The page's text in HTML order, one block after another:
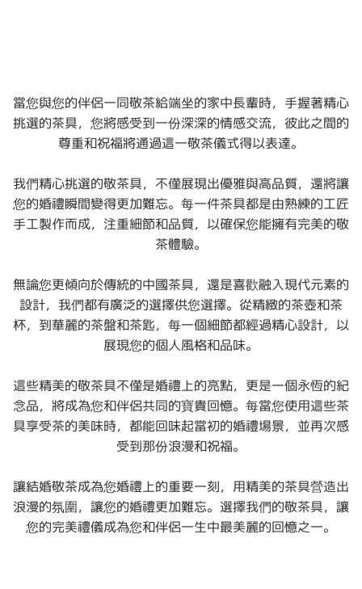
當您與您的伴侶一同敬茶給端坐的家中長輩時，手握著精心
挑選的茶具，您將感受到一份深深的情感交流，彼此之間的
尊重和祝福將通過這一敬茶儀式得以表達。
我們精心挑選的敬茶具，不僅展現出優雅與高品質，還將讓
您的婚禮瞬間變得更加難忘。每一件茶具都是由熟練的工匠
手工製作而成，注重細節和品質，以確保您能擁有完美的敬
茶體驗。
無論您更傾向於傳統的中國茶具，還是喜歡融入現代元素的
設計，我們都有廣泛的選擇供您選擇。從精緻的茶壺和茶
杯，到華麗的茶盤和茶匙，每一個細節都經過精心設計，以
展現您的個人風格和品味。
這些精美的敬茶具不僅是婚禮上的亮點，更是一個永恆的紀
念品，將成為您和伴侶共同的寶貴回憶。每當您使用這些茶
具享受茶的美味時，都能回味起當初的婚禮場景，並再次感
受到那份浪漫和祝福。
讓結婚敬茶成為您婚禮上的重要一刻，用精美的茶具營造出
浪漫的氛圍，讓您的婚禮更加難忘。選擇我們的敬茶具，讓
您的完美禮儀成為您和伴侶一生中最美麗的回憶之一。